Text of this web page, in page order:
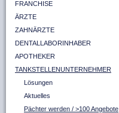
FRANCHISE
ÄRZTE
ZAHNÄRZTE
DENTALLABORINHABER
APOTHEKER
TANKSTELLENUNTERNEHMER
Lösungen
Aktuelles
Pächter werden / >100 Angebote